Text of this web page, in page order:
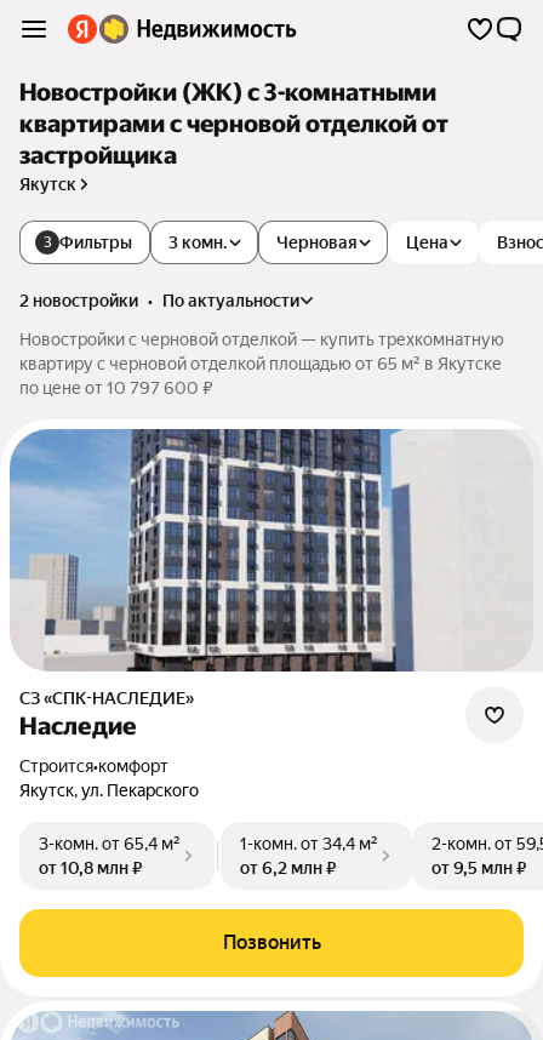
Новостройки (ЖК) с 3-комнатными
квартирами с черновой отделкой от
застройщика
Якутск
3 Фильтры Цена
3 комн. Черновая
2 новостройки •
по актуальности
Новостройки с черновой отделкой — купить трехкомнатную
квартиру с черновой отделкой площадью от 65 м² в Якутске
по цене от 10 797 600 ₽
СЗ «СПК-НАСЛЕДИЕ»
Наследие
Строится•комфорт
Якутск, ул. Пекарского
3-комн.от 65,4 м²
от 10,8 млн ₽
1-комн.от 34,4 м²
от 6,2 млн ₽
2-комн.от
от 9,5 млн ₽
Позвонить